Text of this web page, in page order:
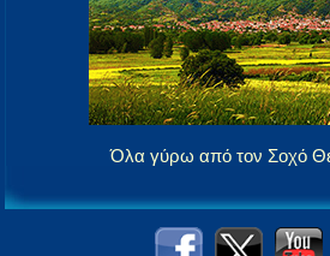
Όλα γύρω από τον Σοχό